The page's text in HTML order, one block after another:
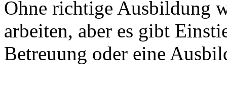
Ohne richtige Ausbildung
arbeiten, aber es gibt
Betreuung oder eine